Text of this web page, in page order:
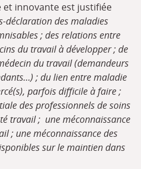
innovante est justifiée
déclaration des maladies
; des relations entre
du travail à développer ; de
du travail (demandeurs
; du lien entre maladie
parfois difficile à faire ;
des professionnels de soins
travail ; une méconnaissance
; une méconnaissance des
sur le maintien dans